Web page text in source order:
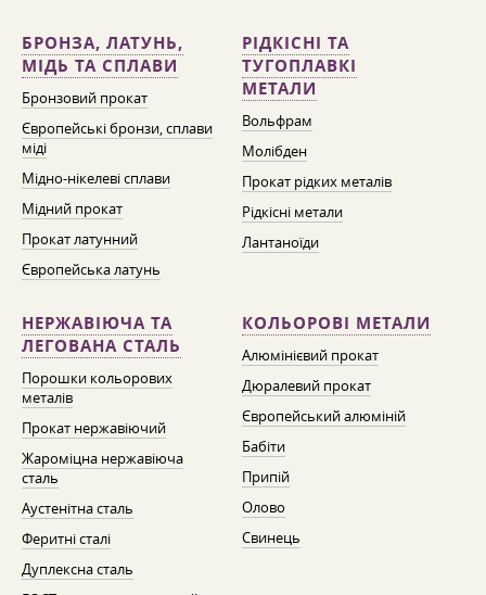
БРОНЗА, ЛАТУНЬ,
МІДЬ ТА СПЛАВИ
Бронзовий прокат
Європейські бронзи, сплави
міді
Мідно-нікелеві сплави
Мідний прокат
Прокат латунний
Європейська латунь
РІДКІСНІ ТА
ТУГОПЛАВКІ
МЕТАЛИ
Вольфрам
Молібден
Прокат рідких металів
Рідкісні метали
Лантаноїди
НЕРЖАВІЮЧА ТА
ЛЕГОВАНА СТАЛЬ
Порошки кольорових
металів
Прокат нержавіючий
Жароміцна нержавіюча
сталь
Аустенітна сталь
Феритні сталі
Дуплексна сталь
КОЛЬОРОВІ МЕТАЛИ
Алюмінієвий прокат
Дюралевий прокат
Європейський алюміній
Бабіти
Припій
Олово
Свинець